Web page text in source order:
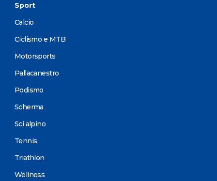
Sport
Calcio
Ciclismo e MTB
Motorsports
Pallacanestro
Podismo
Scherma
Sci alpino
Tennis
Triathlon
Wellness